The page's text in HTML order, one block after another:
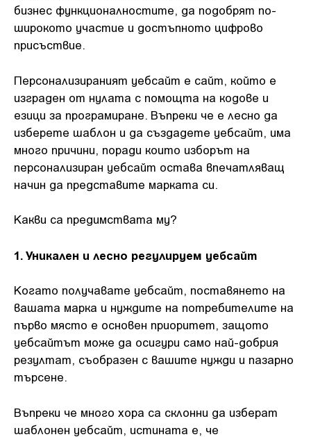
бизнес функционалностите, да подобрят по-
широкото участие и достъпното цифрово
присъствие.
Персонализираният уебсайт е сайт, който е
изграден от нулата с помощта на кодове и
езици за програмиране. Въпреки че е лесно да
изберете шаблон и да създадете уебсайт, има
много причини, поради които изборът на
персонализиран уебсайт остава впечатляващ
начин да представите марката си.
Какви са предимствата му?
1. Уникален и лесно регулируем уебсайт
Когато получавате уебсайт, поставянето на
вашата марка и нуждите на потребителите на
първо място е основен приоритет, защото
уебсайтът може да осигури само най-добрия
резултат, съобразен с вашите нужди и пазарно
търсене.
Въпреки че много хора са склонни да изберат
шаблонен уебсайт, истината е, че